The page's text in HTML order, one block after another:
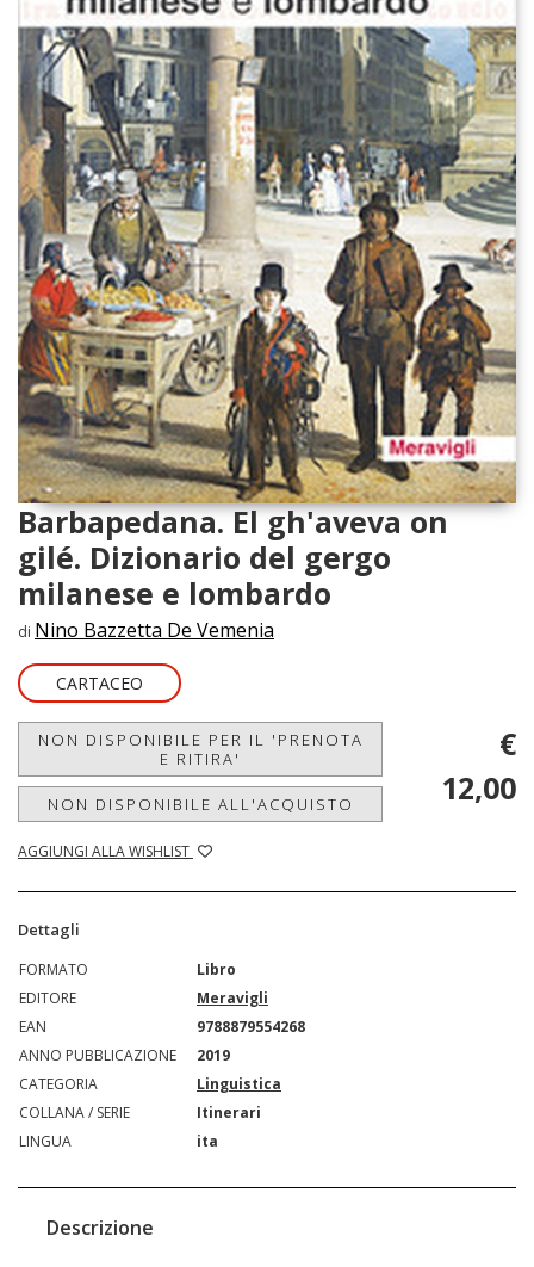
Barbapedana. El gh'aveva on
gilé. Dizionario del gergo
milanese e lombardo
di Nino Bazzetta De Vemenia
CARTACEO
NON DISPONIBILE PER IL 'PRENOTA
E RITIRA'
NON DISPONIBILE ALL'ACQUISTO
AGGIUNGI ALLA WISHLIST
€
12,00
Dettagli
FORMATO
Libro
EDITORE
Meravigli
EAN
9788879554268
ANNO PUBBLICAZIONE
2019
CATEGORIA
Linguistica
COLLANA / SERIE
Itinerari
LINGUA
ita
Descrizione